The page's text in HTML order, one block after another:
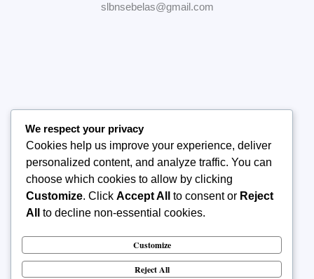
slbnsebelas@gmail.com
Tentang Sekolah
Manajemen Sekolah
Publikasi
Kontak Kami
We respect your privacy
Cookies help us improve your experience, deliver
personalized content, and analyze traffic. You can
choose which cookies to allow by clicking
Customize. Click Accept All to consent or Reject
All
to decline non-essential cookies.
Customize
Reject All